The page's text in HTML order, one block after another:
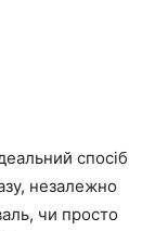
спосіб
незалежно
чи просто